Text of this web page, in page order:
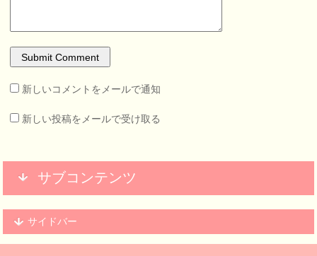
新しいコメントをメールで通知
新しい投稿をメールで受け取る
サブコンテンツ
サイドバー